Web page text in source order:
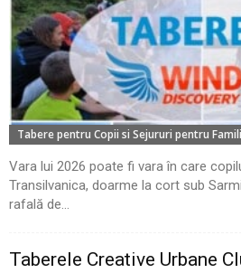
Tabere pentru Copii si Sejururi pentru
Vara lui 2026 poate fi vara în care
Transilvanica, doarme la cort sub
rafală de...
Taberele Creative Urbane